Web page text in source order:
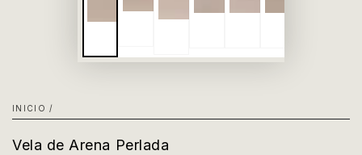
INICIO /
Vela de Arena Perlada